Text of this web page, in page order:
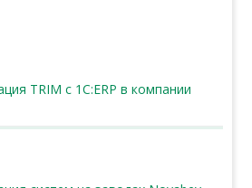
TRIM с 1С:ERP в компании